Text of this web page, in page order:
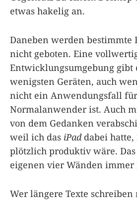
etwas hakelig an.
Daneben werden
nicht geboten. Eine
Entwicklungsumgebung gibt
wenigsten Geräten, auch
nicht ein Anwendungsfall
Normalanwender ist. Auch
von dem Gedanken
weil ich das iPaddabei hatte,
plötzlich produktiv wäre.
eigenen vier Wänden immer
Wer längere Texte